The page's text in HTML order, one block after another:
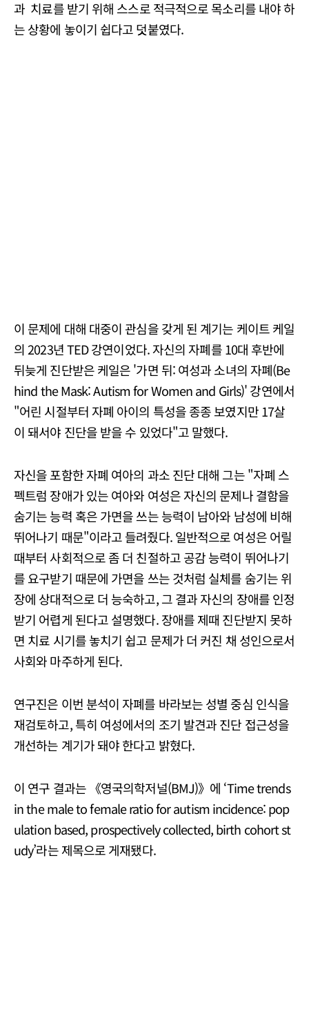
과 치료를 받기 위해 스스로 적극적으로 목소리를 내야 하
는 상황에 놓이기 쉽다고 덧붙였다.
이 문제에 대해 대중이 관심을 갖게 된 계기는 케이트 케일
의 2023년 TED 강연이었다. 자신의 자폐를 10대 후반에
뒤늦게 진단받은 케일은 '가면 뒤: 여성과 소녀의 자폐(Be
hind the Mask: Autism for Women and Girls)' 강연에서
"어린 시절부터 자폐 아이의 특성을 종종 보였지만 17살
이 돼서야 진단을 받을 수 있었다"고 말했다.
자신을 포함한 자폐 여아의 과소 진단 대해 그는 "자폐 스
펙트럼 장애가 있는 여아와 여성은 자신의 문제나 결함을
숨기는 능력 혹은 가면을 쓰는 능력이 남아와 남성에 비해
뛰어나기 때문"이라고 들려줬다. 일반적으로 여성은 어릴
때부터 사회적으로 좀 더 친절하고 공감 능력이 뛰어나기
를 요구받기 때문에 가면을 쓰는 것처럼 실체를 숨기는 위
장에 상대적으로 더 능숙하고, 그 결과 자신의 장애를 인정
받기 어렵게 된다고 설명했다. 장애를 제때 진단받지 못하
면 치료 시기를 놓치기 쉽고 문제가 더 커진 채 성인으로서
사회와 마주하게 된다.
연구진은 이번 분석이 자폐를 바라보는 성별 중심 인식을
재검토하고, 특히 여성에서의 조기 발견과 진단 접근성을
개선하는 계기가 돼야 한다고 밝혔다.
이 연구 결과는 《영국의학저널(BMJ)》에 ‘Time trends
in the male to female ratio for autism incidence: pop
ulation based, prospectively collected, birth cohort st
udy’라는 제목으로 게재됐다.